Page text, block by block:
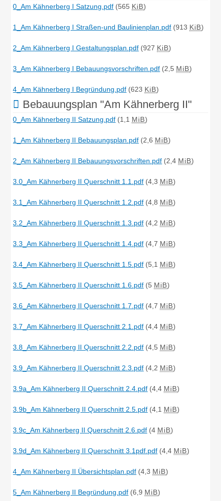
0_Am Kähnerberg I Satzung.pdf (565 KiB)
1_Am Kähnerberg I Straßen-und Baulinienplan.pdf (913 KiB)
2_Am Kähnerberg I Gestaltungsplan.pdf (927 KiB)
3_Am Kähnerberg I Bebauungsvorschriften.pdf (2,5 MiB)
4_Am Kähnerberg I Begründung.pdf (623 KiB)
Bebauungsplan "Am Kähnerberg II"
0_Am Kähnerberg II Satzung.pdf (1,1 MiB)
1_Am Kähnerberg II Bebauungsplan.pdf (2,6 MiB)
2_Am Kähnerberg II Bebauungsvorschriften.pdf (2,4 MiB)
3.0_Am Kähnerberg II Querschnitt 1.1.pdf (4,3 MiB)
3.1_Am Kähnerberg II Querschnitt 1.2.pdf (4,8 MiB)
3.2_Am Kähnerberg II Querschnitt 1.3.pdf (4,2 MiB)
3.3_Am Kähnerberg II Querschnitt 1.4.pdf (4,7 MiB)
3.4_Am Kähnerberg II Querschnitt 1.5.pdf (5,1 MiB)
3.5_Am Kähnerberg II Querschnitt 1.6.pdf (5 MiB)
3.6_Am Kähnerberg II Querschnitt 1.7.pdf (4,7 MiB)
3.7_Am Kähnerberg II Querschnitt 2.1.pdf (4,4 MiB)
3.8_Am Kähnerberg II Querschnitt 2.2.pdf (4,5 MiB)
3.9_Am Kähnerberg II Querschnitt 2.3.pdf (4,2 MiB)
3.9a_Am Kähnerberg II Querschnitt 2.4.pdf (4,4 MiB)
3.9b_Am Kähnerberg II Querschnitt 2.5.pdf (4,1 MiB)
3.9c_Am Kähnerberg II Querschnitt 2.6.pdf (4 MiB)
3.9d_Am Kähnerberg II Querschnitt 3.1pdf.pdf (4,4 MiB)
4_Am Kähnerberg II Übersichtsplan.pdf (4,3 MiB)
5_Am Kähnerberg II Begründung.pdf (6,9 MiB)